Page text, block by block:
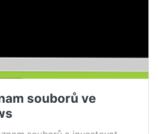
souborů ve